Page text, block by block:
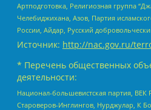
Артподготовка, Религиозная группа
Челебиджихана, Азов, Партия
России, Айдар, Русский
Источник: http://nac.gov.ru/
* Перечень общественных
деятельности:
Национал-большевистская партия,
Староверов-Инглингов, Нурджулар, К